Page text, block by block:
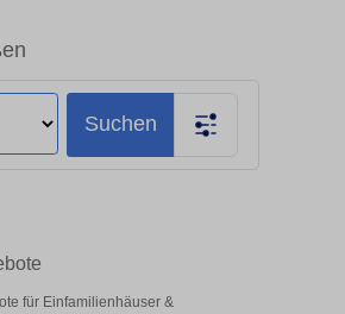
Suchen
für Einfamilienhäuser &